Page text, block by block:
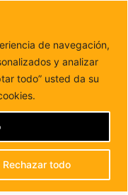
de navegación,
y analizar
todo” usted da su
Rechazar todo
cercana
reciben la